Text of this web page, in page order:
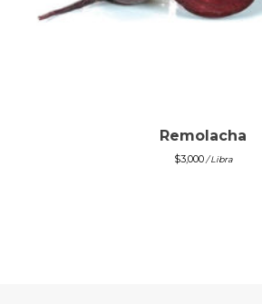
Remolacha
$3,000/ Libra